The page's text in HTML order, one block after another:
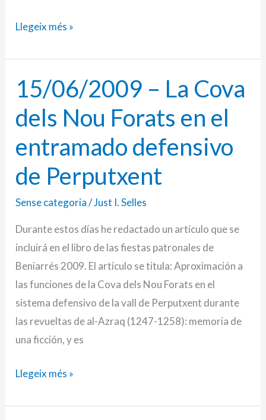
Llegeix més »
15/06/2009 – La Cova
dels Nou Forats en el
entramado defensivo
de Perputxent
Sense categoria/Just I. Selles
Durante estos días he redactado un artículo que se
incluirá en el libro de las fiestas patronales de
Beniarrés 2009. El artículo se titula: Aproximación a
las funciones de la Cova dels Nou Forats en el
sistema defensivo de la vall de Perputxent durante
las revueltas de al-Azraq (1247-1258): memoria de
una ficción, y es
15/06/2009
–
La
dels
Nou
el
entramado
defensivo
de
Perputxent
Llegeix més »